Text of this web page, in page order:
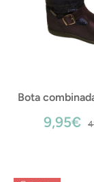
Bota
9,95€